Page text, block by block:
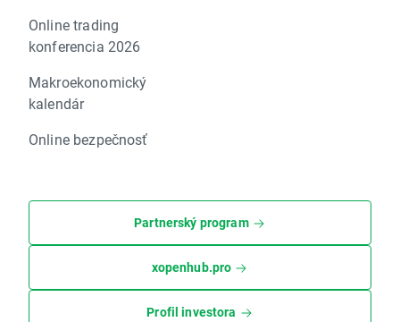
Online trading
konferencia 2026
Makroekonomický
kalendár
Online bezpečnosť
Partnerský program
xopenhub.pro
Profil investora